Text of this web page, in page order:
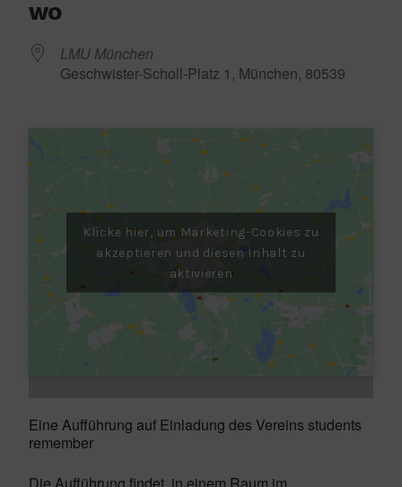
WO
LMU München
Geschwister-Scholl-Platz 1, München, 80539
Klicke hier, um Marketing-Cookies zu
akzeptieren und diesen Inhalt zu
aktivieren
Eine Aufführung auf Einladung des Vereins students
remember
Die Aufführung findet in einem Raum im